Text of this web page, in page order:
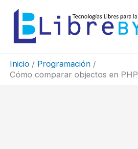
contenido
Inicio
Programación
Cómo comparar objectos en PHP